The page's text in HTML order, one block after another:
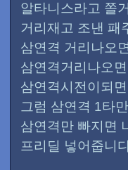
알타니스라고 쫄
거리재고 조낸 패
삼연격 거리나오
삼연격거리나오
삼연격시전이되
그럼 삼연격 1타
삼연격만 빠지면
프리딜 넣어줍니